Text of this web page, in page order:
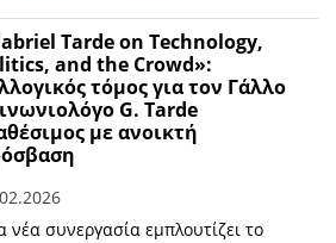
Tarde on Technology,
and the Crowd»:
τόμος για τον Γάλλο
G. Tarde
με ανοικτή
νέα συνεργασία εμπλουτίζει το